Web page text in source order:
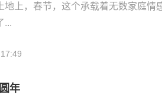
地上，春节，这个承载着无数家庭情
...
年